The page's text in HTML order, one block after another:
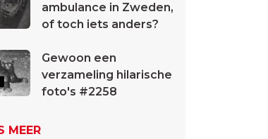
ambulance in Zweden,
of toch iets anders?
Gewoon een
verzameling hilarische
foto's #2258
MEER